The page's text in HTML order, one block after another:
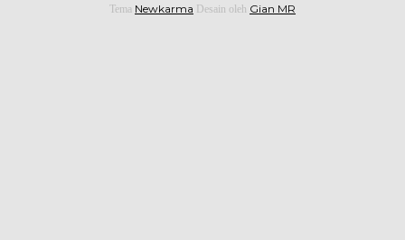
Tema Newkarma Desain oleh Gian MR